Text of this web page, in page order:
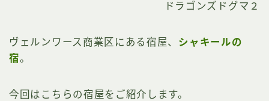
ドラゴンズドグマ２
ヴェルンワース商業区にある宿屋、 シャキールの
宿。
今回はこちらの宿屋をご紹介します。